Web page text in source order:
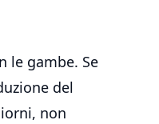
le gambe. Se
del
non